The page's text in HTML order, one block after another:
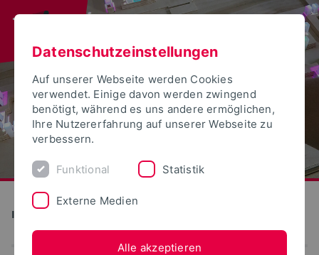
Institute for Design Strategies
Datenschutzeinstellungen
Auf unserer Webseite werden Cookies
verwendet. Einige davon werden zwingend
benötigt, während es uns andere ermöglichen,
Ihre Nutzererfahrung auf unserer Webseite zu
verbessern.
Funktional Statistik
Externe Medien
Alle akzeptieren